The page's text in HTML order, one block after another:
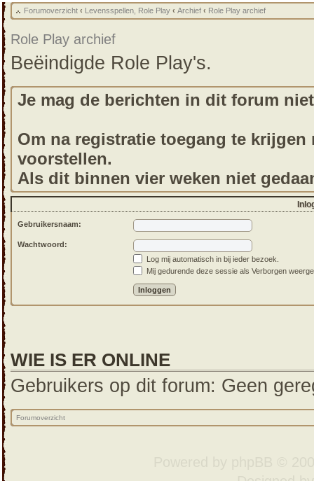
Forumoverzicht ‹ Levensspellen, Role Play ‹ Archief ‹ Role Play archief
Role Play archief
Beëindigde Role Play's.
Je mag de berichten in dit forum
Om na registratie toegang te
voorstellen.
Als dit binnen vier weken niet
Gebruikersnaam:
Wachtwoord:
Log mij automatisch in bij ieder bezoek.
Mij gedurende deze sessie als Verborgen
WIE IS ER ONLINE
Gebruikers op dit forum: Geen
Forumoverzicht